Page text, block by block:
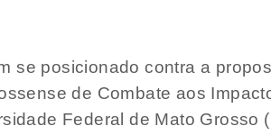
se posicionado contra a
de Combate aos
Federal de Mato Grosso